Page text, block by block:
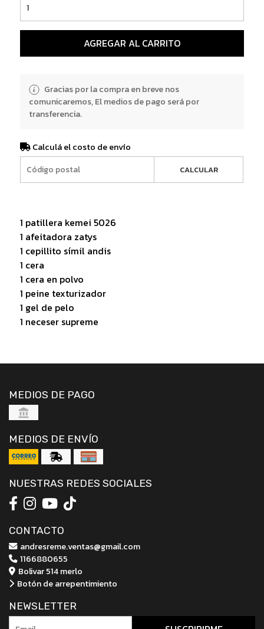
AGREGAR AL CARRITO
Gracias por la compra en breve nos
comunicaremos, El medios de pago será por
transferencia.
Calculá el costo de envío
CALCULAR
1 patillera kemei 5026
1 afeitadora zatys
1 cepillito símil andis
1 cera
1 cera en polvo
1 peine texturizador
1 gel de pelo
1 neceser supreme
MEDIOS DE PAGO
MEDIOS DE ENVÍO
NUESTRAS REDES SOCIALES
CONTACTO
andresreme.ventas@gmail.com
1166880655
Bolivar 514 merlo
Botón de arrepentimiento
NEWSLETTER